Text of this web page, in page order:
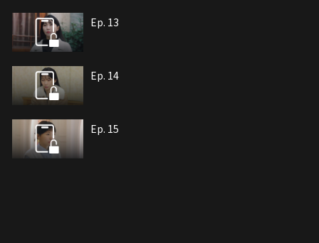
Ep. 13
Ep. 14
Ep. 15